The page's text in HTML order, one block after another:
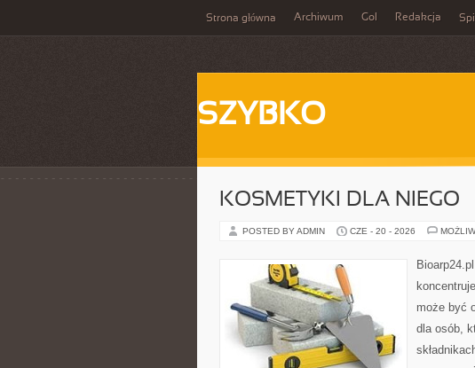
Strona główna Archiwum Gol Redakcja
SZYBKO
KOSMETYKI DLA NIEGO
POSTED BY ADMIN CZE - 20 - 2026
może być
dla osób,